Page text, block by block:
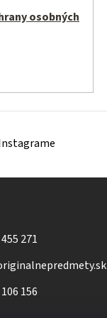
osobných
271
156